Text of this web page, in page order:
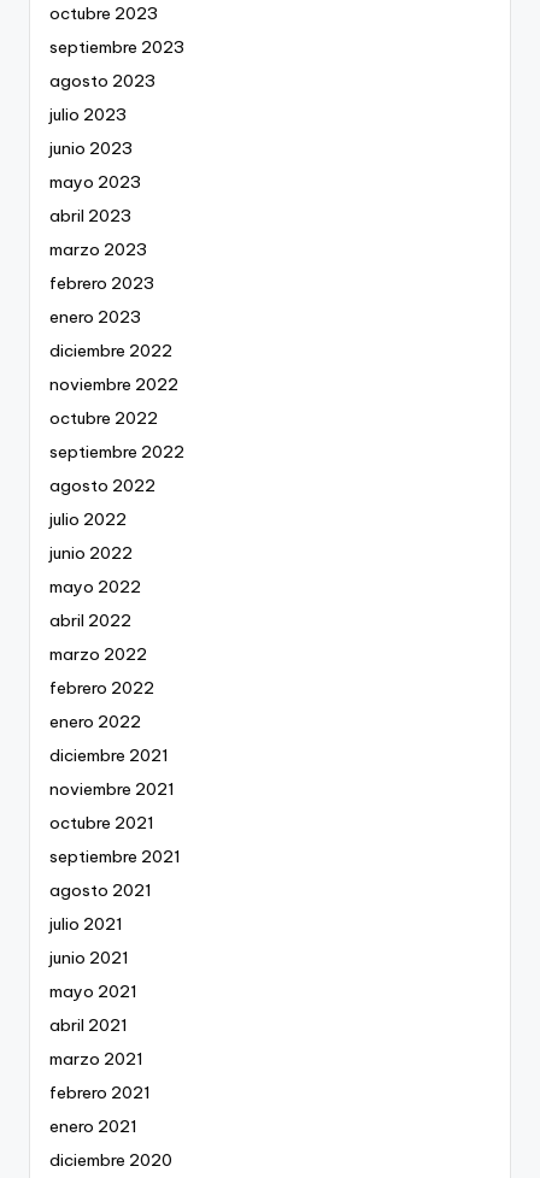
octubre 2023
septiembre 2023
agosto 2023
julio 2023
junio 2023
mayo 2023
abril 2023
marzo 2023
febrero 2023
enero 2023
diciembre 2022
noviembre 2022
octubre 2022
septiembre 2022
agosto 2022
julio 2022
junio 2022
mayo 2022
abril 2022
marzo 2022
febrero 2022
enero 2022
diciembre 2021
noviembre 2021
octubre 2021
septiembre 2021
agosto 2021
julio 2021
junio 2021
mayo 2021
abril 2021
marzo 2021
febrero 2021
enero 2021
diciembre 2020